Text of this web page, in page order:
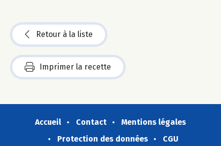
Retour à la liste
Imprimer la recette
Accueil Contact
Mentions légales
Protection des données
CGU